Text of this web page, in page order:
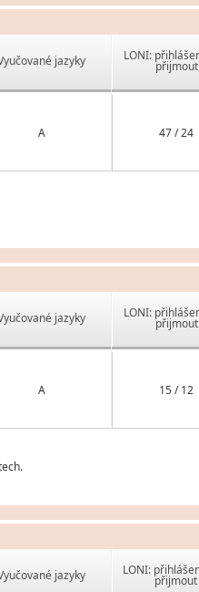
jazyky
A
LONI:
přijmout
47 / 24
jazyky
A
LONI:
přijmout
15 / 12
jazyky LONI:
přijmout